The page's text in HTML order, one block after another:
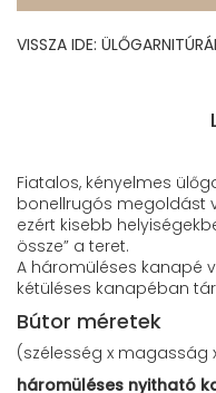
VISSZA IDE:
Fiatalos, kényelmes
bonellrugós megoldást
ezért kisebb
össze” a teret.
A háromüléses kanapé
kétüléses kanapéban
Bútor méretek
(szélesség x magasság
háromüléses nyitható